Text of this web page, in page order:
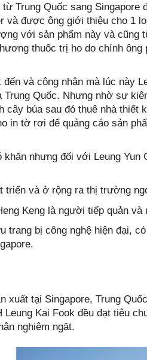
Trung Quốc sang Singapore
được ông giới thiệu cho 1
với sản phẩm này và cũng
thuốc trị ho do chính ông
và công nhận mà lúc này
Quốc. Nhưng nhờ sự
búa sau đó thuê nhà thiết
in tờ rơi để quảng cáo sản
nhưng đối với Leung Yun
triển và ở rộng ra thị trường
Keng là người tiếp quản và
bị công nghệ hiện đại,
tại Singapore, Trung
Kai Fook đều đạt tiêu
nghiêm ngặt.